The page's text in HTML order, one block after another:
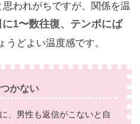
われがちですが、関係を温
に1〜数往復、テンポにば
うどよい温度感です。
かない
、男性も返信がこないと自